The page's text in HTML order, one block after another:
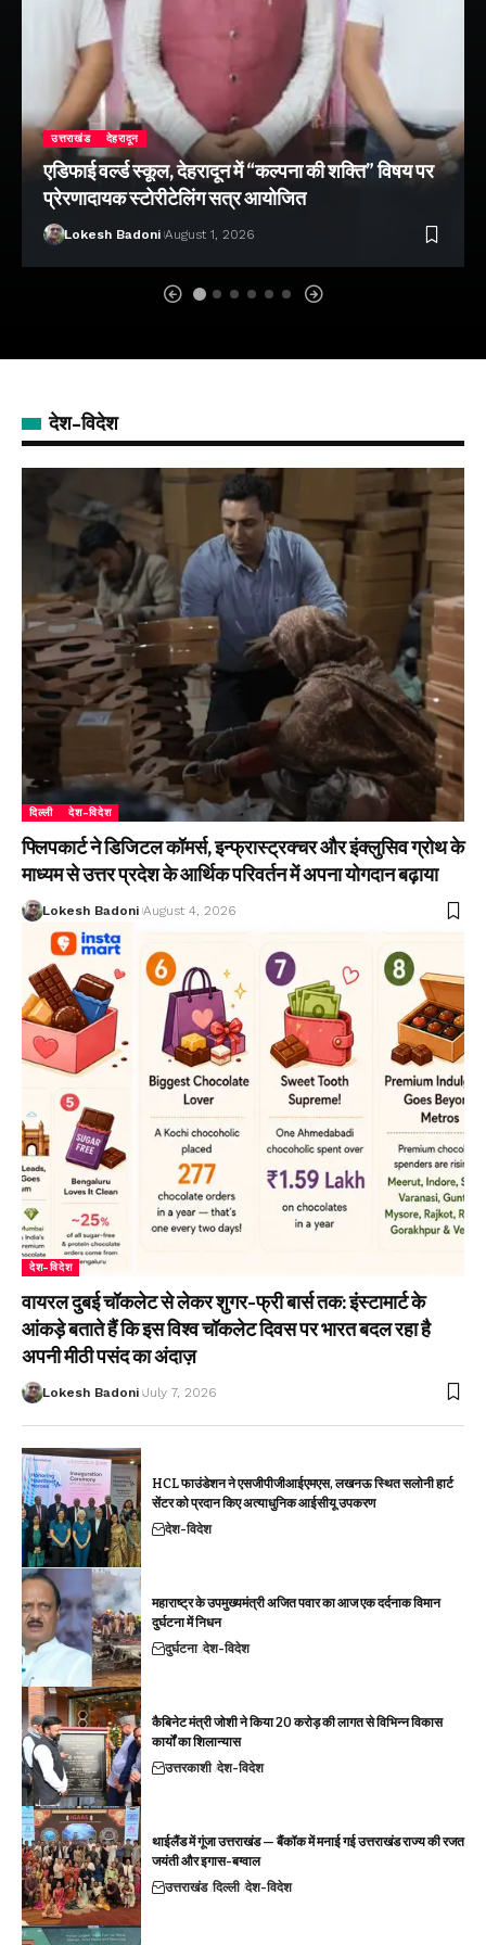
उत्तराखंड देहरादून
एडिफाई वर्ल्ड स्कूल, देहरादून में “कल्पना की शक्ति” विषय पर
प्रेरणादायक स्टोरीटेलिंग सत्र आयोजित
Lokesh Badoni August 1, 2026
देश-विदेश
दिल्ली देश-विदेश
फ्लिपकार्ट ने डिजिटल कॉमर्स, इन्फ्रास्ट्रक्चर और इंक्लुसिव ग्रोथ के
माध्यम से उत्तर प्रदेश के आर्थिक परिवर्तन में अपना योगदान बढ़ाया
Lokesh Badoni August 4, 2026
देश-विदेश
वायरल दुबई चॉकलेट से लेकर शुगर-फ्री बार्स तक: इंस्टामार्ट के
आंकड़े बताते हैं कि इस विश्व चॉकलेट दिवस पर भारत बदल रहा है
अपनी मीठी पसंद का अंदाज़
Lokesh Badoni July 7, 2026
HCL फाउंडेशन ने एसजीपीजीआईएमएस, लखनऊ स्थित सलोनी हार्ट
सेंटर को प्रदान किए अत्याधुनिक आईसीयू उपकरण
देश-विदेश
महाराष्ट्र के उपमुख्यमंत्री अजित पवार का आज एक दर्दनाक विमान
दुर्घटना में निधन
दुर्घटना देश-विदेश
कैबिनेट मंत्री जोशी ने किया 20 करोड़ की लागत से विभिन्न विकास
कार्यों का शिलान्यास
उत्तरकाशी देश-विदेश
थाईलैंड में गूंजा उत्तराखंड — बैंकॉक में मनाई गई उत्तराखंड राज्य की रजत
जयंती और इगास-बग्वाल
उत्तराखंड दिल्ली देश-विदेश